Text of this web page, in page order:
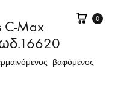
0
C-Max
βαφόμενος